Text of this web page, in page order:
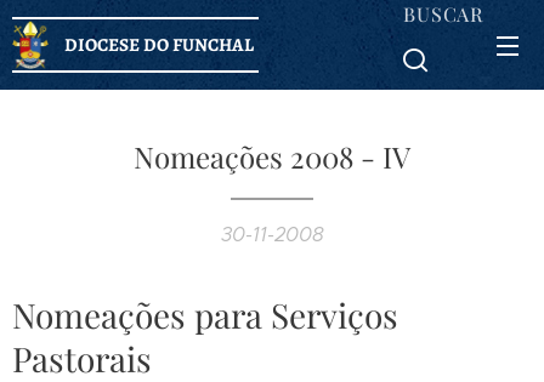
DIOCESE DO FUNCHAL
BUSCAR
Nomeações 2008 - IV
30-11-2008
Nomeações para Serviços
Pastorais